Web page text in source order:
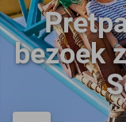
bezoek